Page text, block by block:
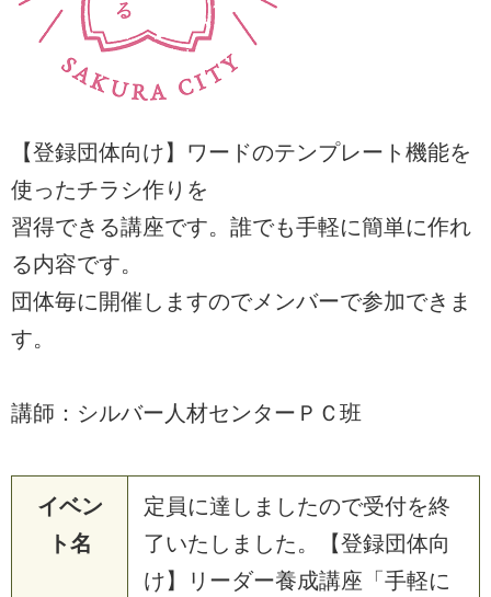
【登録団体向け】ワードのテンプレート機能を
使ったチラシ作りを
習得できる講座です。誰でも手軽に簡単に作れ
る内容です。
団体毎に開催しますのでメンバーで参加できま
す。
講師：シルバー人材センターＰＣ班
イベン
ト名
定員に達しましたので受付を終
了いたしました。【登録団体向
け】リーダー養成講座「手軽に